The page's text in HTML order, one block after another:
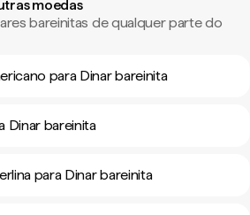
moedas
bareinitas de qualquer parte do
para Dinar bareinita
Dinar bareinita
para Dinar bareinita